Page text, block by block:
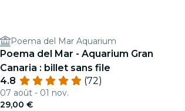
Poema del Mar Aquarium
Poema del Mar - Aquarium Gran
Canaria : billet sans file
4.8
(72)
07 août - 01 nov.
29,00 €